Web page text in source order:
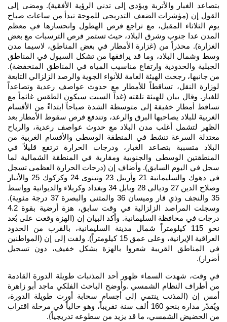
بتصاعد الغبار والأتربة ويؤدي إلى تدني الرؤية الأفقية). ومضى إلى
القول إن (مؤشرات الضعف التدريجي للموجة تبدأ من ساعات صباح
يوم الثلاثاء المقبل، مع تراجع فرص الهطول وانحسارها في معظم
المدن عدا جنوب وشرق البلاد، حيث تستمر فرص الترسبات مع بعض
الغزارة). محذراً من (غزارة الأمطار في بعض المناطق، لاسيما مدن
وسط وشمال البلاد، وما قد يرافقها من تشكل السيول في المناطق
الجبلية والحدودية وارتفاع مناسيب المياه في المناطق المنخفضة).
من جانبها، رجحت الهيئة العامة للأنواء الجوية والرصد الزلزالي التابعة
لوزارة النقل، تساقطاً للأمطار مع حدوث عواصف رعدية وتصاعداً
للغبار. وقال بيان للهيئة تلقته (غداً السبت سيكون الطقس غائماً مع
تساقط أمطار خفيفة إلى متوسطة الشدة صباحاً ابتداءً من الأقسام
الغربية للبلاد يصاحبها البرق والرعد، وتندفع فرص سقوط الأمطار بعد
الظهر لتشمل أغلب مدن البلاد مع حدوث عواصف رعدية، والرياح
معتدلة السرعة تنشط في المنطقة الوسطى والأقسام الغربية من
البلاد متسببة بتصاعد الغبار، ودرجات الحرارة ترتفع قليلاً في
المنطقتين الوسطى والجنوبية ومقاربة في المنطقة الشمالية لما
سجل في اليوم السابق). وأضاف إن (درجات الحرارة العظمى تسجل
في دهوك والسليمانية 21 وأربيل 23 ونينوى 24 وكركوك 25 والأنبار
وصلاح الدين 27 وديالى 28 وبابل 34 وبغداد وكربلاء والديوانية وواسط
35 والنجف وذي قار وميسان 36 والمثنى والبصرة 37 درجة مئوية).
وسجلت المراصد الزلزالية في وقت سابق، هزة أرضية بقوة 4.2
درجات في محافظة السليمانية. وأكد البيان إن (الهزة وقعت على بُعد
نحو 115 كيلومتراً شمال مدينة السليمانية، بالقرب من الحدود
العراقية الإيرانية، وعلى عمق 15 كيلومتراً). ولفت إلى إن (المواطنين
في المناطق القريبة شعروا بالهزة بشكل خفيف، دون تسجيل
أضرار ).
في وقت، شهدت السماء ظهور أحد المذنبات طويلة الدورة القادمة
من أطراف النظام الشمسي .وأوضح الباحث الفلكي ماجد أبو زاهرة
أمس إن (المذنب ينتمي إلى أجسام سحابة أورت طويلة الدورة،
ويُقدّر مداره بنحو 160 ألف سنة تقريباً، وهو حالياً في مرحلة اقتراب
من الحضيض الشمسي، ما قد يزيد من سطوعه تدريجياً).